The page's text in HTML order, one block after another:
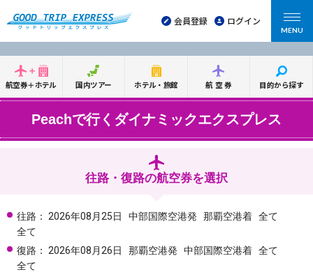
会員登録 ログイン
MENU
航空券＋ホテル 国内ツアー ホテル・旅館 航空券 目的から探す
Peachで行くダイナミックエクスプレス
往路・復路の航空券を選択
往路： 2026年08月25日 中部国際空港発 那覇空港着 全て
全て
復路： 2026年08月26日 那覇空港発 中部国際空港着 全て
全て